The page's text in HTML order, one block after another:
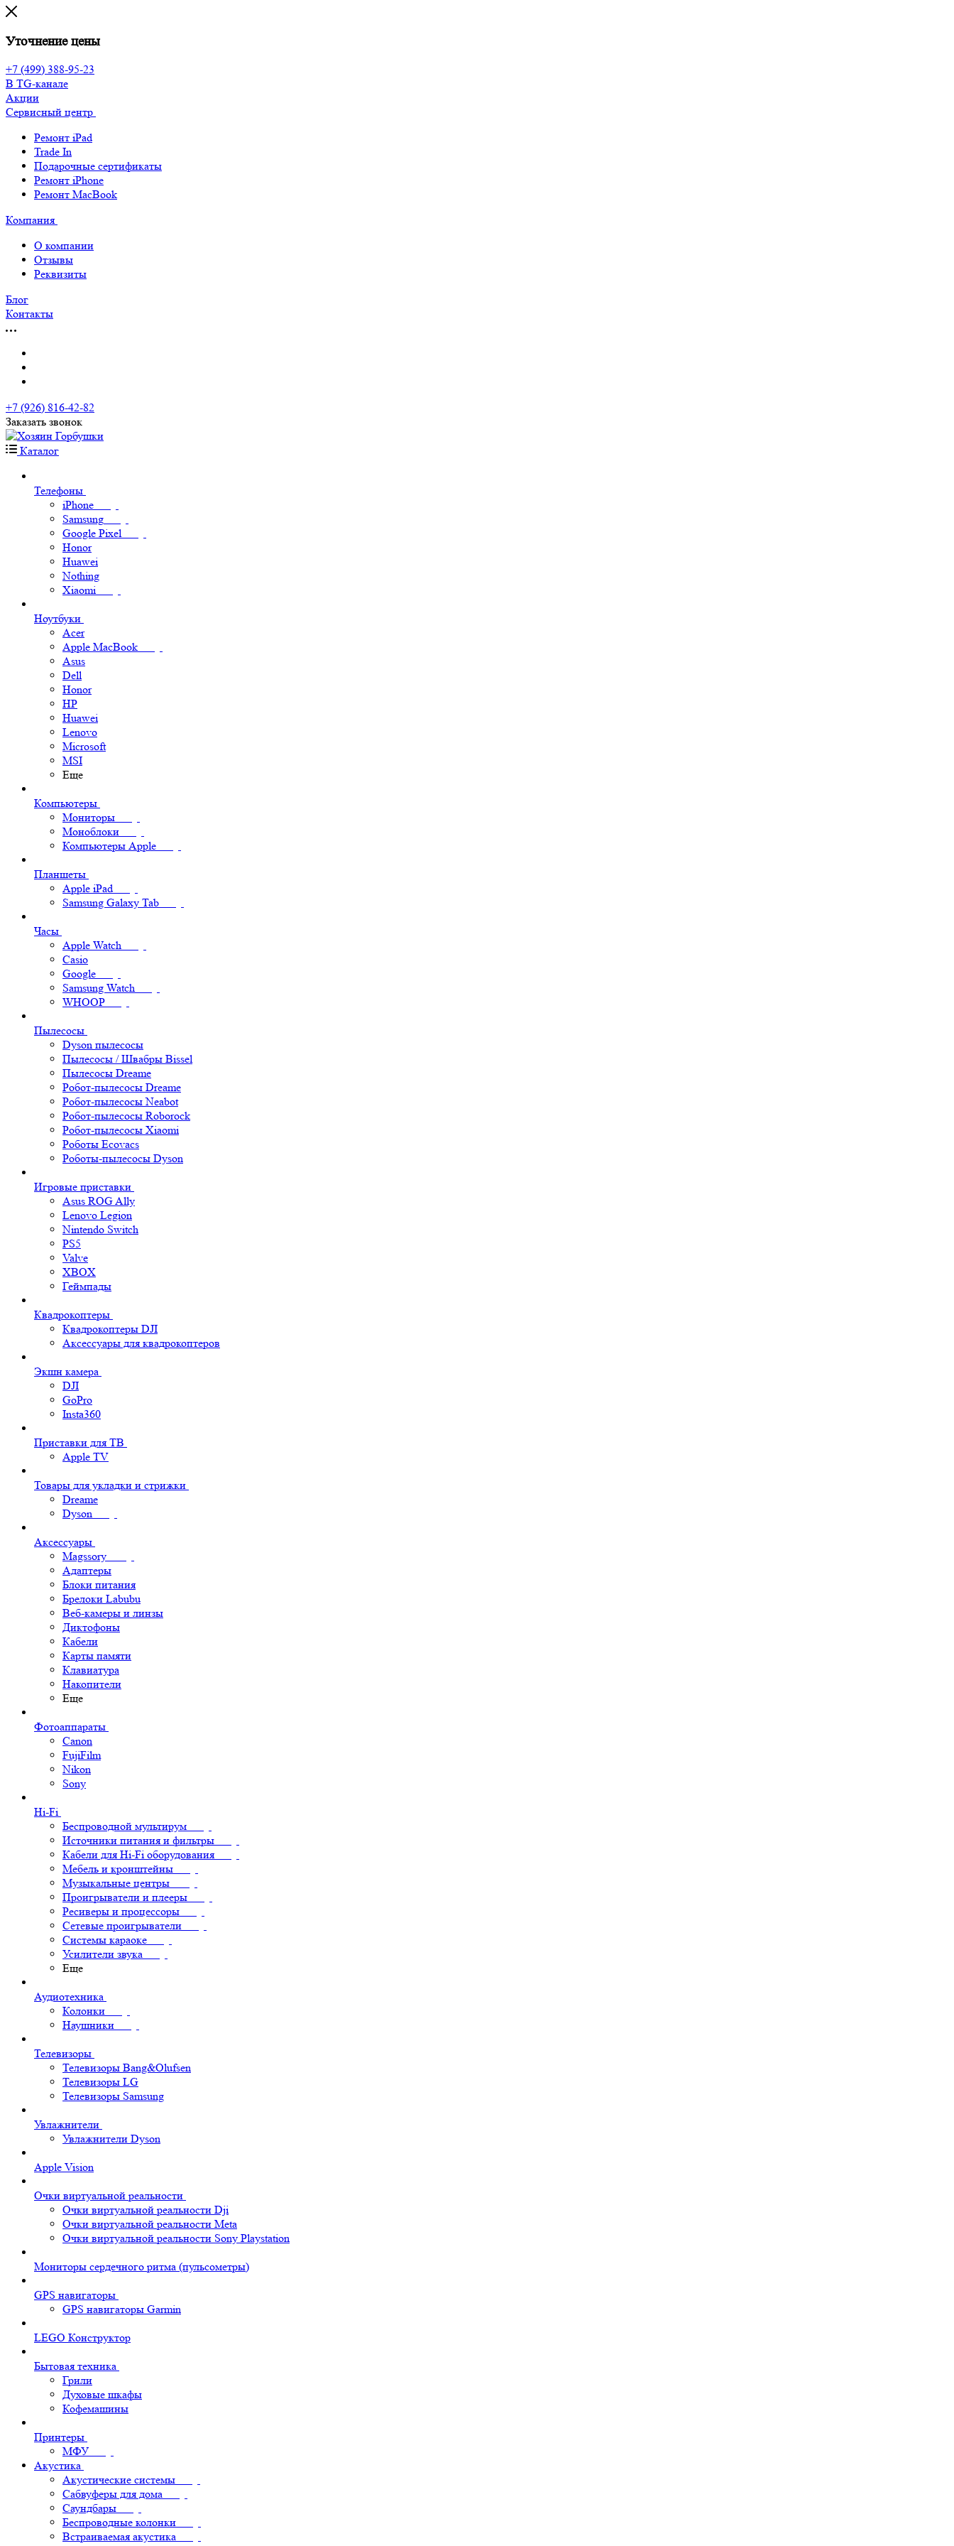
Уточнение цены
+7 (499) 388-95-23
В TG-канале
Акции
Сервисный центр
Ремонт iPad
Trade In
Подарочные сертификаты
Ремонт iPhone
Ремонт MacBook
Компания
О компании
Отзывы
Реквизиты
Блог
Контакты
+7 (926) 816-42-82
Заказать звонок
Каталог
Телефоны
iPhone
Samsung
Google Pixel
Honor
Huawei
Nothing
Xiaomi
Ноутбуки
Acer
Apple MacBook
Asus
Dell
Honor
HP
Huawei
Lenovo
Microsoft
MSI
Еще
Компьютеры
Мониторы
Моноблоки
Компьютеры Apple
Планшеты
Apple iPad
Samsung Galaxy Tab
Часы
Apple Watch
Casio
Google
Samsung Watch
WHOOP
Пылесосы
Dyson пылесосы
Пылесосы / Швабры Bissel
Пылесосы Dreame
Робот-пылесосы Dreame
Робот-пылесосы Neabot
Робот-пылесосы Roborock
Робот-пылесосы Xiaomi
Роботы Ecovacs
Роботы-пылесосы Dyson
Игровые приставки
Asus ROG Ally
Lenovo Legion
Nintendo Switch
PS5
Valve
XBOX
Геймпады
Квадрокоптеры
Квадрокоптеры DJI
Аксессуары для квадрокоптеров
Экшн камера
DJI
GoPro
Insta360
Приставки для ТВ
Apple TV
Товары для укладки и стрижки
Dreame
Dyson
Аксессуары
Magssory
Адаптеры
Блоки питания
Брелоки Labubu
Веб-камеры и линзы
Диктофоны
Кабели
Карты памяти
Клавиатура
Накопители
Еще
Фотоаппараты
Canon
FujiFilm
Nikon
Sony
Hi-Fi
Беспроводной мультирум
Источники питания и фильтры
Кабели для Hi-Fi оборудования
Мебель и кронштейны
Музыкальные центры
Проигрыватели и плееры
Ресиверы и процессоры
Сетевые проигрыватели
Системы караоке
Усилители звука
Еще
Аудиотехника
Колонки
Наушники
Телевизоры
Телевизоры Bang&Olufsen
Телевизоры LG
Телевизоры Samsung
Увлажнители
Увлажнители Dyson
Apple Vision
Очки виртуальной реальности
Очки виртуальной реальности Dji
Очки виртуальной реальности Meta
Очки виртуальной реальности Sony Playstation
Мониторы сердечного ритма (пульсометры)
GPS навигаторы
GPS навигаторы Garmin
LEGO Конструктор
Бытовая техника
Грили
Духовые шкафы
Кофемашины
Принтеры
МФУ
Акустика
Акустические системы
Сабвуферы для дома
Саундбары
Беспроводные колонки
Встраиваемая акустика